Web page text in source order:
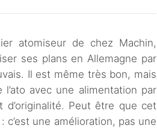
atomiseur de chez Machin,
ses plans en Allemagne par
Il est même très bon, mais
avec une alimentation par
Peut être que cet
une amélioration, pas une